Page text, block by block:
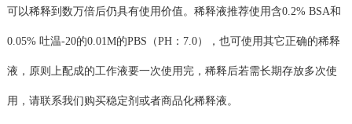
可以稀释到 数万倍后仍具有使用价值。 稀释液推荐使用含0.2% BSA和
0.05% 吐温-20的0.01M的PBS（PH：7.0），也可使用其它正确的稀释
液，原则上配成的工作液要一次使用完， 稀释后若需长期存放多次使
用，请联系我们购买稳定剂或者商品化稀释液 。